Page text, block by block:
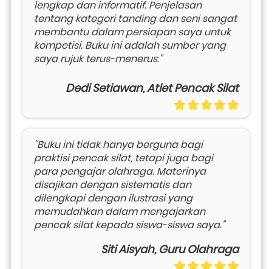
lengkap dan informatif. Penjelasan
tentang kategori tanding dan seni sangat
membantu dalam persiapan saya untuk
kompetisi. Buku ini adalah sumber yang
saya rujuk terus-menerus."
Dedi Setiawan, Atlet Pencak Silat
"Buku ini tidak hanya berguna bagi
praktisi pencak silat, tetapi juga bagi
para pengajar olahraga. Materinya
disajikan dengan sistematis dan
dilengkapi dengan ilustrasi yang
memudahkan dalam mengajarkan
pencak silat kepada siswa-siswa saya."
Siti Aisyah, Guru Olahraga